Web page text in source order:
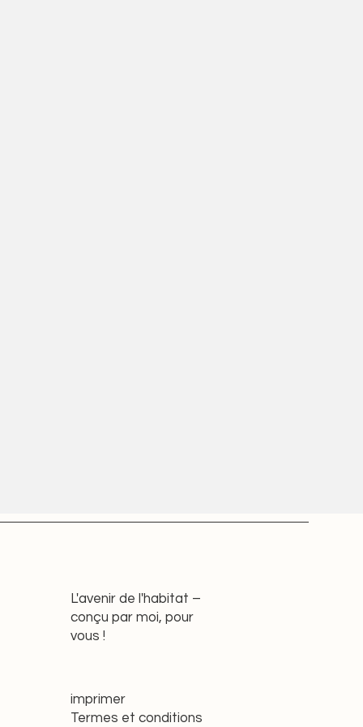
L'avenir de l'habitat –
conçu par moi, pour
vous !
imprimer
Termes et conditions